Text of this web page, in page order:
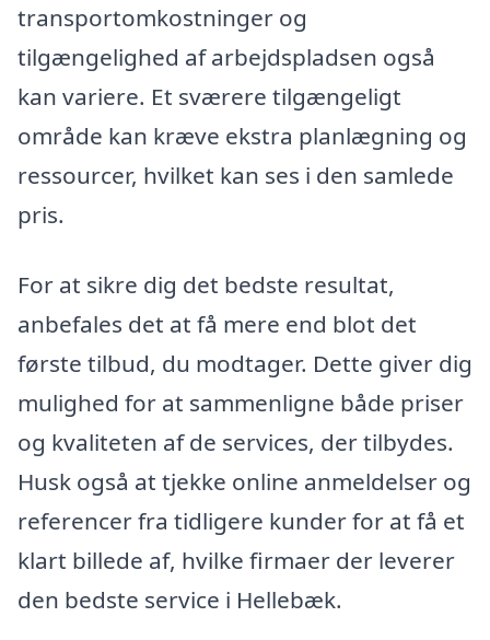
transportomkostninger og
tilgængelighed af arbejdspladsen også
kan variere. Et sværere tilgængeligt
område kan kræve ekstra planlægning og
ressourcer, hvilket kan ses i den samlede
pris.
For at sikre dig det bedste resultat,
anbefales det at få mere end blot det
første tilbud, du modtager. Dette giver dig
mulighed for at sammenligne både priser
og kvaliteten af de services, der tilbydes.
Husk også at tjekke online anmeldelser og
referencer fra tidligere kunder for at få et
klart billede af, hvilke firmaer der leverer
den bedste service i Hellebæk.